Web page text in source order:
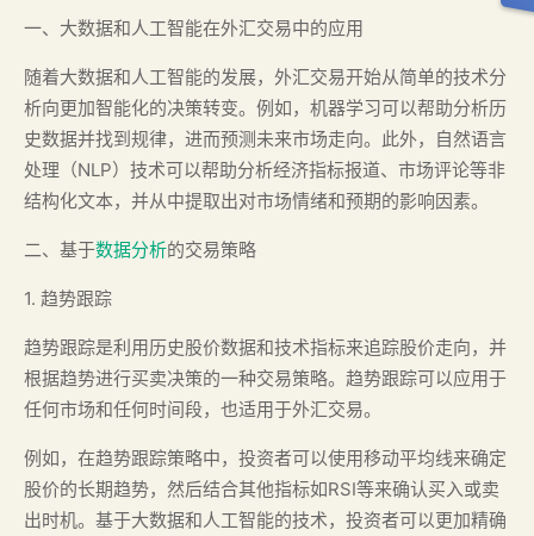
一、大数据和人工智能在外汇交易中的应用
随着大数据和人工智能的发展，外汇交易开始从简单的技术分
析向更加智能化的决策转变。例如，机器学习可以帮助分析历
史数据并找到规律，进而预测未来市场走向。此外，自然语言
处理（NLP）技术可以帮助分析经济指标报道、市场评论等非
结构化文本，并从中提取出对市场情绪和预期的影响因素。
二、基于数据分析的交易策略
1. 趋势跟踪
趋势跟踪是利用历史股价数据和技术指标来追踪股价走向，并
根据趋势进行买卖决策的一种交易策略。趋势跟踪可以应用于
任何市场和任何时间段，也适用于外汇交易。
例如，在趋势跟踪策略中，投资者可以使用移动平均线来确定
股价的长期趋势，然后结合其他指标如RSI等来确认买入或卖
出时机。基于大数据和人工智能的技术，投资者可以更加精确